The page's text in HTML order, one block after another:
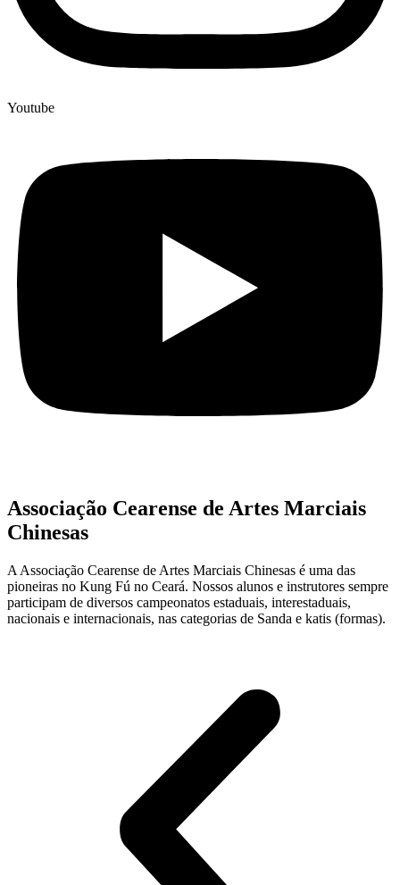
Youtube
Associação Cearense de Artes Marciais
Chinesas
A Associação Cearense de Artes Marciais Chinesas é uma das
pioneiras no Kung Fú no Ceará. Nossos alunos e instrutores sempre
participam de diversos campeonatos estaduais, interestaduais,
nacionais e internacionais, nas categorias de Sanda e katis (formas).